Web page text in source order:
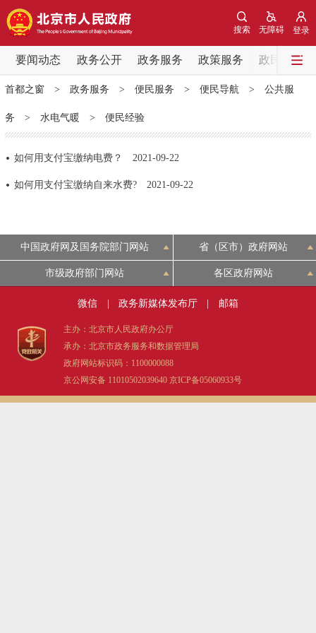
登录
无障碍
搜索
要闻动态 政务公开 政务服务 政策服务 政民互动
要闻动态
党中央精神 国务院信息 中央部委动态
北京要闻 会议信息 部门动态
各区热点
市领导 机构职能 政策服务
决策公开 专题公开
政务服务
个人服务 法人服务 部门服务
首都之窗> 政务服务 > 便民服务 > 便民导航 > 公共服
务 > 水电气暖 > 便民经验
如何用支付宝缴纳电费？ 2021-09-22
如何用支付宝缴纳自来水费? 2021-09-22
中国政府网及国务院部门网站 省（区市）政府网站
市级政府部门网站 各区政府网站
微信 政务新媒体发布厅 邮箱
主办：北京市人民政府办公厅
承办：北京市政务服务和数据管理局
政府网站标识码：1100000088
京公网安备 11010502039640 京ICP备05060933号